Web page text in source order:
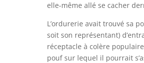
elle-même allé se cacher
L’ordurerie avait trouvé sa
soit son représentant)
réceptacle à colère
pouf sur lequel il pourrait